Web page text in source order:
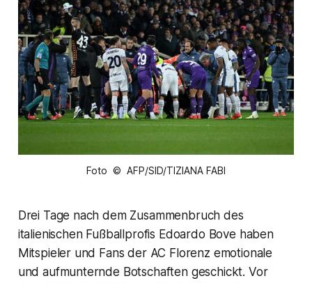
Foto © AFP/SID/TIZIANA FABI
Drei Tage nach dem Zusammenbruch des
italienischen Fußballprofis Edoardo Bove haben
Mitspieler und Fans der AC Florenz emotionale
und aufmunternde Botschaften geschickt. Vor